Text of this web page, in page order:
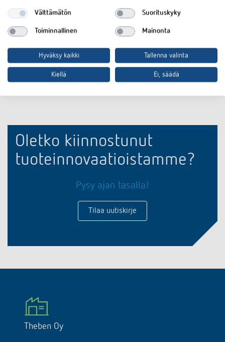
kautta – ilman, että työntekijöiden tarvitsee työskennellä laitteiden
parissa paikan päällä. Päivitykset, toiminnot sekä aika- tai astro-
ohjelmat voidaan välittää keskitetysti kuluttajille - täydellinen
toimipisteille ja yrityksille, joilla on useita hajautettuja toimipaikkoja.
Yksittäisiä laitteita voidaan määrittää mihin tahansa laiteryhmään.
Vuosittaisilla toiminnoilla voidaan joustavasti ohjelmoida kertaluonteisia
tai toistuvia tapahtumia.
Oletko kiinnostunut
tuoteinnovaatioistamme?
Pysy ajan tasalla!
Tilaa uutiskirje
Theben Oy
Välttämätön Suorituskyky
Toiminnallinen Mainonta
Hyväksy kaikki Tallenna valinta
Kiellä Ei, säädä